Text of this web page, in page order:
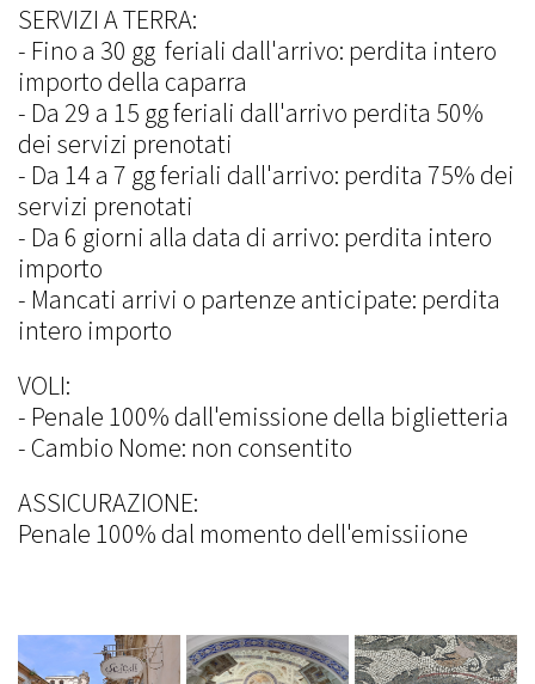
SERVIZI A TERRA:
- Fino a 30 gg feriali dall'arrivo: perdita intero
importo della caparra
- Da 29 a 15 gg feriali dall'arrivo perdita 50%
dei servizi prenotati
- Da 14 a 7 gg feriali dall'arrivo: perdita 75% dei
servizi prenotati
- Da 6 giorni alla data di arrivo: perdita intero
importo
- Mancati arrivi o partenze anticipate: perdita
intero importo
VOLI:
- Penale 100% dall'emissione della biglietteria
- Cambio Nome: non consentito
ASSICURAZIONE:
Penale 100% dal momento dell'emissiione